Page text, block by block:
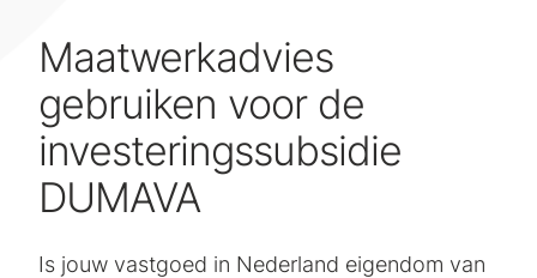
Maatwerkadvies
gebruiken voor de
investeringssubsidie
DUMAVA
Is jouw vastgoed in Nederland eigendom van